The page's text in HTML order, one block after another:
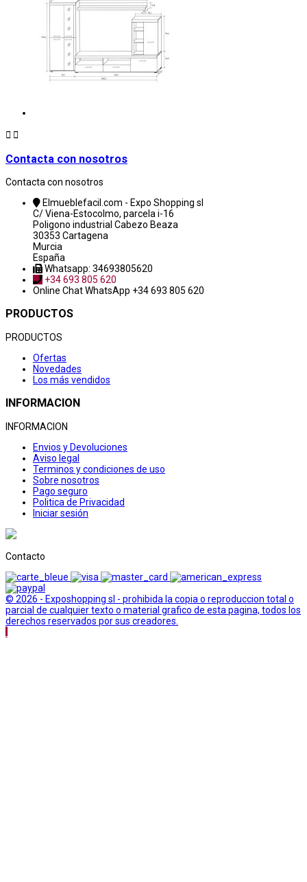
 
Contacta con nosotros
Contacta con nosotros
Elmueblefacil.com - Expo Shopping sl
C/ Viena-Estocolmo, parcela i-16
Poligono industrial Cabezo Beaza
30353 Cartagena
Murcia
España
Whatsapp: 34693805620
+34 693 805 620
Online ChatWhatsApp +34 693 805 620
PRODUCTOS
PRODUCTOS
Ofertas
Novedades
Los más vendidos
INFORMACION
INFORMACION
Envios y Devoluciones
Aviso legal
Terminos y condiciones de uso
Sobre nosotros
Pago seguro
Politica de Privacidad
Iniciar sesión
Contacto
© 2026 - Exposhopping sl - prohibida la copia o reproduccion total o
parcial de cualquier texto o material grafico de esta pagina, todos los
derechos reservados por sus creadores.